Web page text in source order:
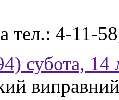
тел.: 4-11-
субота, 14